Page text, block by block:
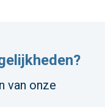
van onze